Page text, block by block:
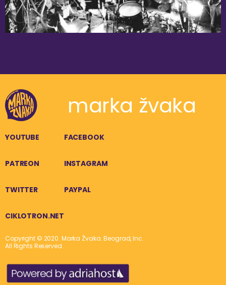
marka žvaka
YOUTUBE FACEBOOK
PATREON INSTAGRAM
TWITTER PAYPAL
CIKLOTRON.NET
Copyright © 2020. Marka Žvaka. Beograd, Inc.
All Rights Reserved.